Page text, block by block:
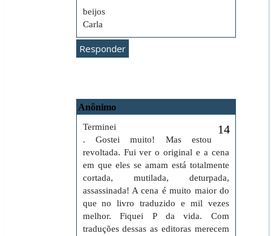
beijos
Carla
Responder
Anônimo
Terminei
. Gostei muito! Mas estou
revoltada. Fui ver o original e a cena
em que eles se amam está totalmente
cortada, mutilada, deturpada,
assassinada! A cena é muito maior do
que no livro traduzido e mil vezes
melhor. Fiquei P da vida. Com
traduções dessas as editoras merecem